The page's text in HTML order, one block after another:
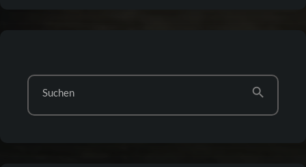
Suchen search